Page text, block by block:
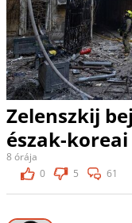
Zelenszkij
észak-
8 órája
0
5 61